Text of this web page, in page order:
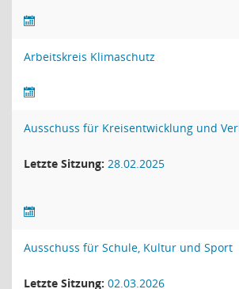
Arbeitskreis Klimaschutz
Ausschuss für Kreisentwicklung und
Letzte Sitzung: 28.02.2025
Ausschuss für Schule, Kultur und Sport
Letzte Sitzung: 02.03.2026